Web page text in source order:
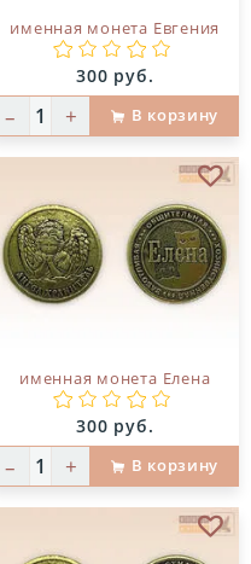
именная монета Евгения
Цена:
300 руб.
– + В корзину
именная монета Елена
Цена:
300 руб.
– + В корзину